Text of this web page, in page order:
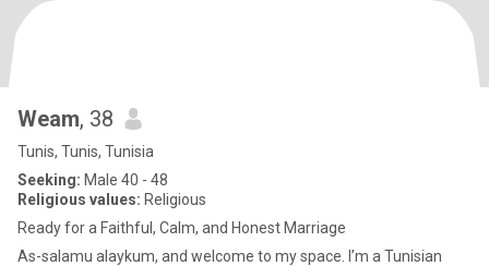
Weam, 38
Tunis, Tunis, Tunisia
Seeking: Male 40 - 48
Religious values: Religious
Ready for a Faithful, Calm, and Honest Marriage
As-salamu alaykum, and welcome to my space. I’m a Tunisian